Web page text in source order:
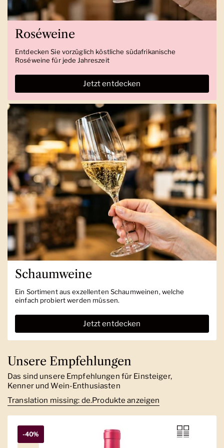
Roséweine
Entdecken Sie vorzüglich köstliche südafrikanische
Roséweine für jede Jahreszeit
Jetzt entdecken
Schaumweine
Ein Sortiment aus exzellenten Schaumweinen, welche
einfach probiert werden müssen.
Jetzt entdecken
Unsere Empfehlungen
Das sind unsere Empfehlungen für Einsteiger,
Kenner und Wein-Enthusiasten
Translation missing: de.Produkte anzeigen
-40%